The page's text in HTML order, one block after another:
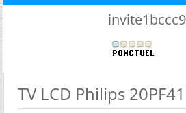
TV LCD Philips